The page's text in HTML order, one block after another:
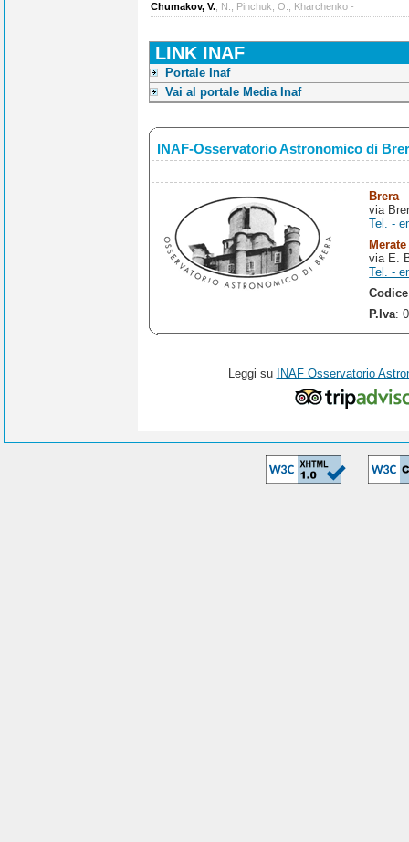
Chumakov, V. , N., Pinchuk, O., Kharchenko -
LINK INAF
Portale Inaf
Vai al portale Media Inaf
INAF-Osservatorio Astronomico di
Brera
via
Tel. -
Merate
via E.
Tel. -
P.Iva:
Leggi su INAF Osservatorio